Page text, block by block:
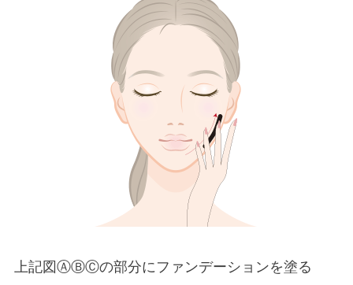
上記図ⒶⒷⒸの部分にファンデーションを塗る